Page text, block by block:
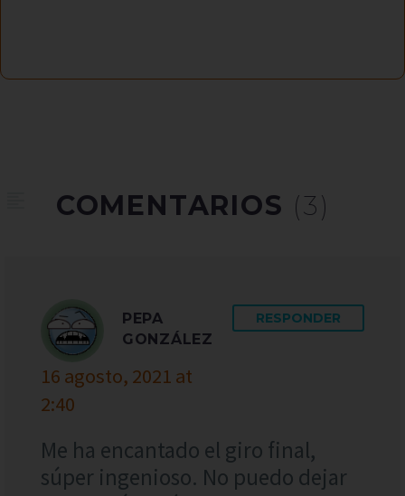
COMENTARIOS (3)
PEPA
GONZÁLEZ
16 agosto, 2021 at
2:40
RESPONDER
Me ha encantado el giro final,
súper ingenioso. No puedo dejar